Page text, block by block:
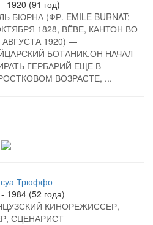
1920 (91 год)
БЮРНА (ФР. EMILE BURNAT;
1828, ВЁВЕ, КАНТОН ВО
1920) —
БОТАНИК.ОН НАЧАЛ
ГЕРБАРИЙ ЕЩЕ В
ВОЗРАСТЕ, ...
Трюффо
1984 (52 года)
КИНОРЕЖИССЕР,
СЦЕНАРИСТ